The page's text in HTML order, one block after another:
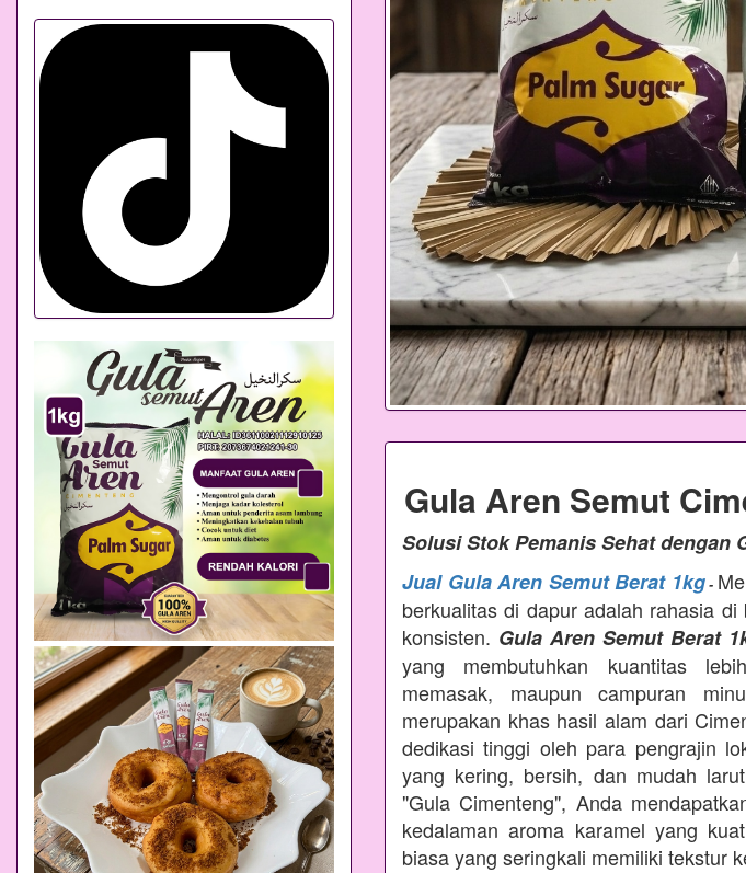
Gula Aren Semut
Solusi Stok Pemanis Sehat dengan
Jual Gula Aren Semut Berat 1kg-
berkualitas di dapur adalah rahasia
konsisten. Gula Aren Semut Berat
yang membutuhkan kuantitas
memasak, maupun campuran
merupakan khas hasil alam dari
dedikasi tinggi oleh para pengrajin
yang kering, bersih, dan mudah
"Gula Cimenteng", Anda
kedalaman aroma karamel yang
biasa yang seringkali memiliki tekstur